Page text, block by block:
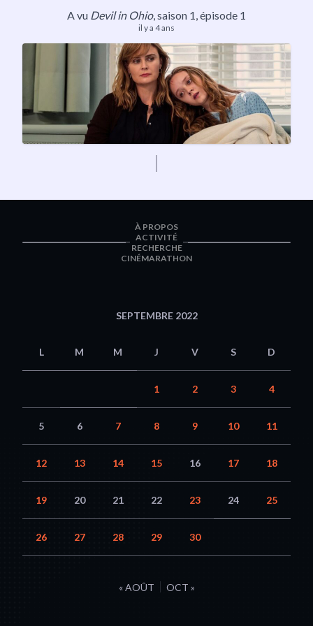
A vu Devil in Ohio,saison 1, épisode 1
il y a 4 ans
À PROPOS
ACTIVITÉ
RECHERCHE
CINÉMARATHON
SEPTEMBRE 2022
L M M J V S D
1 2 3 4
5 6 7 8 9 10 11
12 13 14 15 16 17 18
19 20 21 22 23 24 25
26 27 28 29 30
« AOÛT OCT »